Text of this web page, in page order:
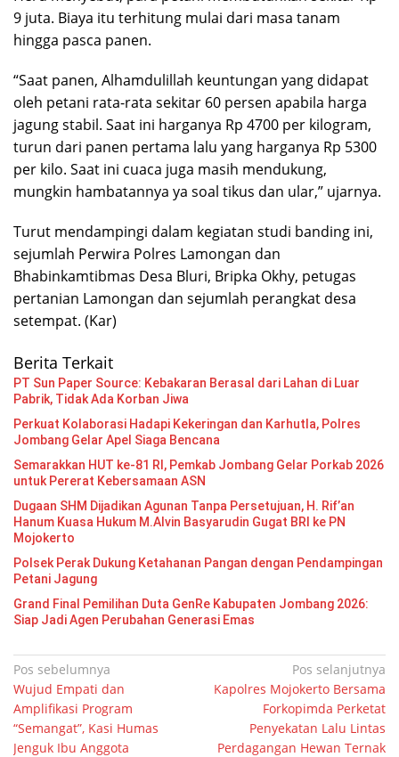
9 juta. Biaya itu terhitung mulai dari masa tanam
hingga pasca panen.
“Saat panen, Alhamdulillah keuntungan yang didapat
oleh petani rata-rata sekitar 60 persen apabila harga
jagung stabil. Saat ini harganya Rp 4700 per kilogram,
turun dari panen pertama lalu yang harganya Rp 5300
per kilo. Saat ini cuaca juga masih mendukung,
mungkin hambatannya ya soal tikus dan ular,” ujarnya.
Turut mendampingi dalam kegiatan studi banding ini,
sejumlah Perwira Polres Lamongan dan
Bhabinkamtibmas Desa Bluri, Bripka Okhy, petugas
pertanian Lamongan dan sejumlah perangkat desa
setempat. (Kar)
Berita Terkait
PT Sun Paper Source: Kebakaran Berasal dari Lahan di Luar
Pabrik, Tidak Ada Korban Jiwa
Perkuat Kolaborasi Hadapi Kekeringan dan Karhutla, Polres
Jombang Gelar Apel Siaga Bencana
Semarakkan HUT ke-81 RI, Pemkab Jombang Gelar Porkab 2026
untuk Pererat Kebersamaan ASN
Dugaan SHM Dijadikan Agunan Tanpa Persetujuan, H. Rif’an
Hanum Kuasa Hukum M.Alvin Basyarudin Gugat BRI ke PN
Mojokerto
Polsek Perak Dukung Ketahanan Pangan dengan Pendampingan
Petani Jagung
Grand Final Pemilihan Duta GenRe Kabupaten Jombang 2026:
Siap Jadi Agen Perubahan Generasi Emas
Navigasi
pos
Pos sebelumnya
Wujud Empati dan
Amplifikasi Program
“Semangat”, Kasi Humas
Jenguk Ibu Anggota
Pos selanjutnya
Kapolres Mojokerto Bersama
Forkopimda Perketat
Penyekatan Lalu Lintas
Perdagangan Hewan Ternak